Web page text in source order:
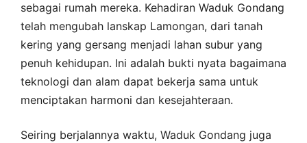
sebagai rumah mereka. Kehadiran Waduk Gondang
telah mengubah lanskap Lamongan, dari tanah
kering yang gersang menjadi lahan subur yang
penuh kehidupan. Ini adalah bukti nyata bagaimana
teknologi dan alam dapat bekerja sama untuk
menciptakan harmoni dan kesejahteraan.
Seiring berjalannya waktu, Waduk Gondang juga